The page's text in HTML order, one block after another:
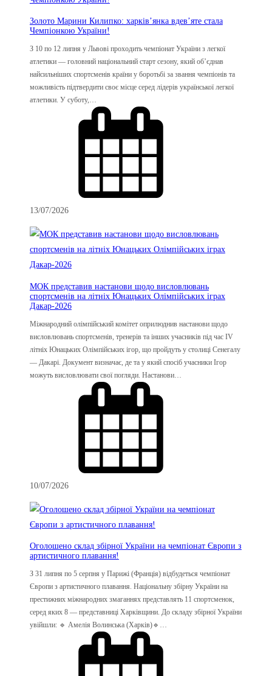
Золото Марини Килипко: харків’янка вдев’яте стала
Чемпіонкою України!
З 10 по 12 липня у Львові проходить чемпіонат України з легкої
атлетики — головний національний старт сезону, який об’єднав
найсильніших спортсменів країни у боротьбі за звання чемпіонів та
можливість підтвердити своє місце серед лідерів української легкої
атлетики. У суботу,…
13/07/2026
МОК представив настанови щодо висловлювань
спортсменів на літніх Юнацьких Олімпійських іграх
Дакар-2026
Міжнародний олімпійський комітет оприлюднив настанови щодо
висловлювань спортсменів, тренерів та інших учасників під час IV
літніх Юнацьких Олімпійських ігор, що пройдуть у столиці Сенегалу
— Дакарі. Документ визначає, де та у який спосіб учасники Ігор
можуть висловлювати свої погляди. Настанови…
10/07/2026
Оголошено склад збірної України на чемпіонат Європи з
артистичного плавання!
З 31 липня по 5 серпня у Парижі (Франція) відбудеться чемпіонат
Європи з артистичного плавання. Національну збірну України на
престижних міжнародних змаганнях представлять 11 спортсменок,
серед яких 8 — представниці Харківщини. До складу збірної України
увійшли: 🔹 Амелія Волинська (Харків)🔹…